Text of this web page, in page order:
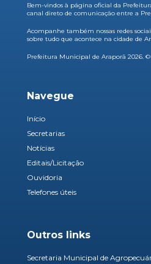
Bem-vindos à página oficial da
canal direto de comunicação entre a
Acompanhe também nossas redes
sobre tudo que acontece na cidade de
Prefeitura Municipal de Araporã 2026. ©
Navegue
Início
Secretarias
Notícias
Editais/Licitação
Ouvidoria
Telefones úteis
Outros links
Secretaria Municipal de